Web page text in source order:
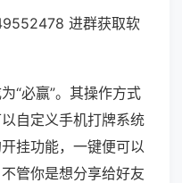
进群获取软
“必赢”。其操作方式
自定义手机打牌系统
挂功能，一键便可以
管你是想分享给好友